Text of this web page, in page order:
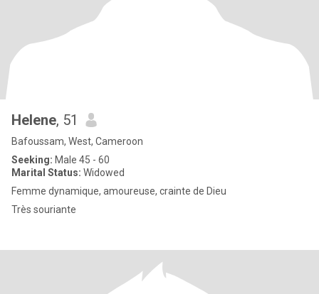
Helene, 51
Bafoussam, West, Cameroon
Seeking: Male 45 - 60
Marital Status: Widowed
Femme dynamique, amoureuse, crainte de Dieu
Très souriante